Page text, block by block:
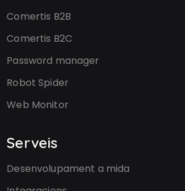
Comertis B2B
Comertis B2C
Password manager
Robot Spider
Web Monitor
Serveis
Desenvolupament a mida